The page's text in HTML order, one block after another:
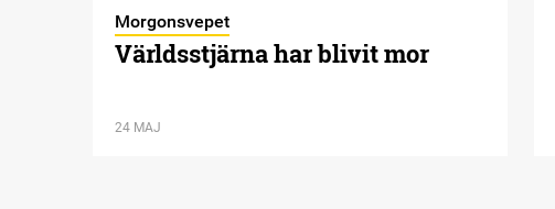
Morgonsvepet
Världsstjärna har blivit mor
24 MAJ